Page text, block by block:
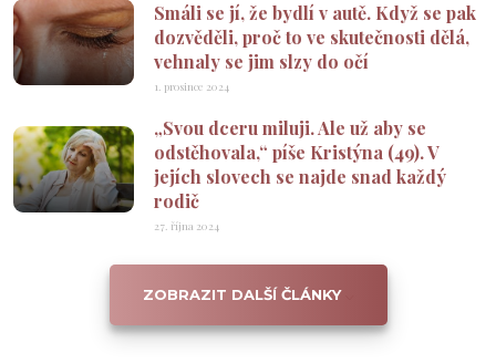
Smáli se jí, že bydlí v autě. Když se pak
dozvěděli, proč to ve skutečnosti dělá,
vehnaly se jim slzy do očí
1. prosince 2024
„Svou dceru miluji. Ale už aby se
odstěhovala,“ píše Kristýna (49). V
jejích slovech se najde snad každý
rodič
27. října 2024
ZOBRAZIT DALŠÍ ČLÁNKY